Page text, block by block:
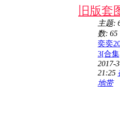
旧版套
主题:
数: 65
奕奕
3[合
2017-
21:25
地带